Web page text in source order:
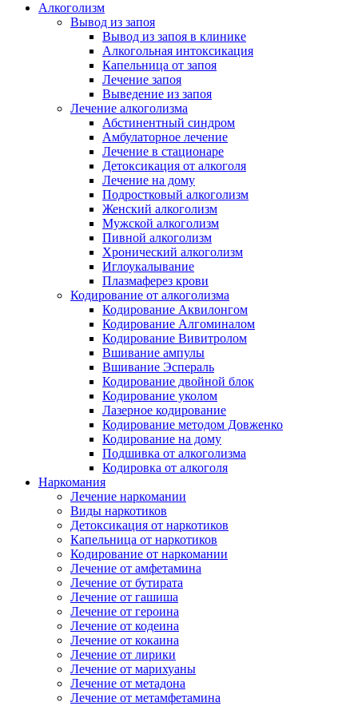
Алкоголизм
Вывод из запоя
Вывод из запоя в клинике
Алкогольная интоксикация
Капельница от запоя
Лечение запоя
Выведение из запоя
Лечение алкоголизма
Абстинентный синдром
Амбулаторное лечение
Лечение в стационаре
Детоксикация от алкоголя
Лечение на дому
Подростковый алкоголизм
Женский алкоголизм
Мужской алкоголизм
Пивной алкоголизм
Хронический алкоголизм
Иглоукалывание
Плазмаферез крови
Кодирование от алкоголизма
Кодирование Аквилонгом
Кодирование Алгоминалом
Кодирование Вивитролом
Вшивание ампулы
Вшивание Эспераль
Кодирование двойной блок
Кодирование уколом
Лазерное кодирование
Кодирование методом Довженко
Кодирование на дому
Подшивка от алкоголизма
Кодировка от алкоголя
Наркомания
Лечение наркомании
Виды наркотиков
Детоксикация от наркотиков
Капельница от наркотиков
Кодирование от наркомании
Лечение от амфетамина
Лечение от бутирата
Лечение от гашиша
Лечение от героина
Лечение от кодеина
Лечение от кокаина
Лечение от лирики
Лечение от марихуаны
Лечение от метадона
Лечение от метамфетамина